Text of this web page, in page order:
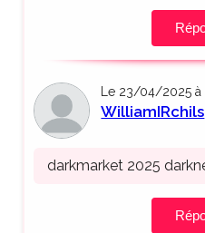
Le 23/04/2025 à
WilliamIRchils
darkmarket 2025